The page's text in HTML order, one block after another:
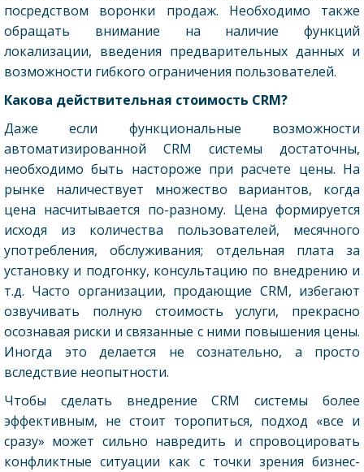
посредством воронки продаж. Необходимо также
обращать внимание на наличие функций
локализации, введения предварительных данных и
возможности гибкого ограничения пользователей.
Какова действительная стоимость CRM?
Даже если функциональные возможности
автоматизированной CRM системы достаточны,
необходимо быть настороже при расчете цены. На
рынке наличествует множество вариантов, когда
цена насчитывается по-разному. Цена формируется
исходя из количества пользователей, месячного
употребления, обслуживания; отдельная плата за
установку и подгонку, консультацию по внедрению и
т.д. Часто организации, продающие CRM, избегают
озвучивать полную стоимость услуги, прекрасно
осознавая риски и связанные с ними повышения цены.
Иногда это делается не сознательно, а просто
вследствие неопытности.
Чтобы сделать внедрение CRM системы более
эффективным, не стоит торопиться, подход «все и
сразу» может сильно навредить и спровоцировать
конфликтные ситуации как с точки зрения бизнес-